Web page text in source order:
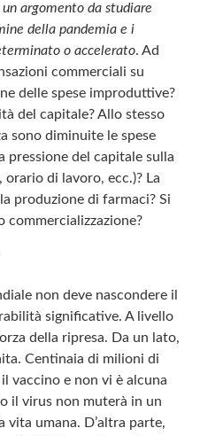
un argomento da studiare
della pandemia e i
o accelerato. Ad
commerciali su
delle spese improduttive?
del capitale? Allo stesso
sono diminuite le spese
pressione del capitale sulla
di lavoro, ecc.)? La
produzione di farmaci? Si
commercializzazione?
non deve nascondere il
significative. A livello
della ripresa. Da un lato,
Centinaia di milioni di
vaccino e non vi è alcuna
il virus non muterà in un
umana. D’altra parte,